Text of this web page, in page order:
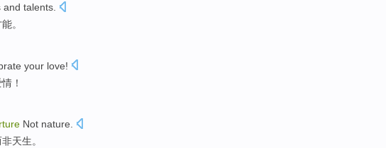
and talents
能。
your love!
情 ！
Not nature.
非天生。